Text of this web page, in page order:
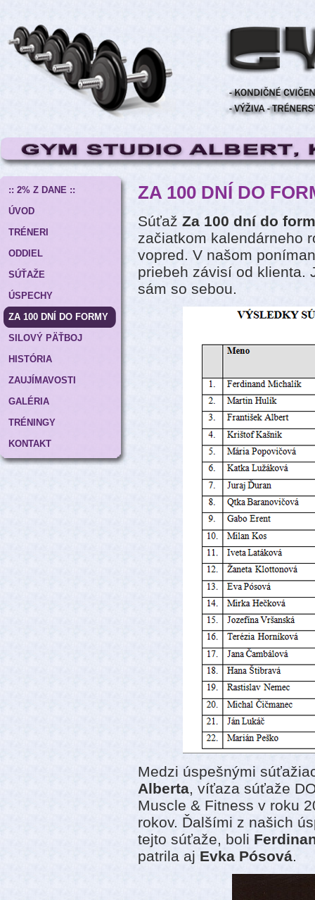
:: 2% Z DANE ::
ÚVOD
TRÉNERI
ODDIEL
SÚŤAŽE
ÚSPECHY
ZA 100 DNÍ DO FORMY
SILOVÝ PÄŤBOJ
HISTÓRIA
ZAUJÍMAVOSTI
GALÉRIA
TRÉNINGY
KONTAKT
ZA 100 DNÍ DO
Súťaž Za 100 dní do
začiatkom kalendárneho
vopred. V našom
priebeh závisí od klienta.
sám so sebou.
Medzi úspešnými
Alberta, víťaza súťaže
Muscle & Fitness v roku
rokov. Ďalšími z našich
tejto súťaže, boli
patrila aj Evka Pósová.